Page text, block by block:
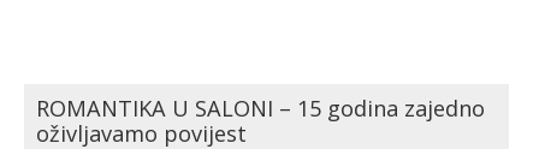
ROMANTIKA U SALONI – 15 godina zajedno
oživljavamo povijest